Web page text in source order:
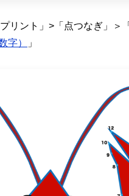
リント」>「点つなぎ」＞「
字）
」